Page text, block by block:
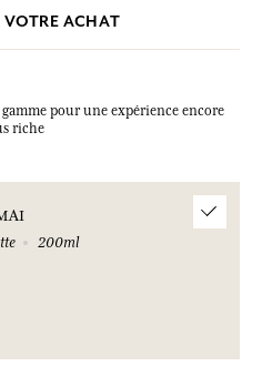
ACHAT
pour une expérience encore
riche
200ml